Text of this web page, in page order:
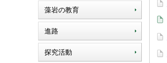
藻岩の教育
進路
探究活動